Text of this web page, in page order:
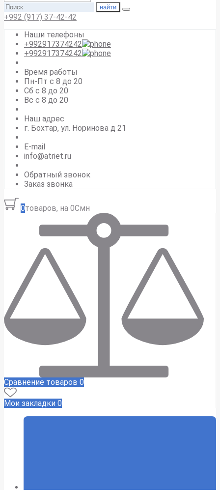
найти
+992 (917) 37-42-42
Наши телефоны
+992917374242
+992917374242
Время работы
Пн-Пт с 8 до 20
Сб с 8 до 20
Вс c 8 до 20
Наш адрес
г. Бохтар, ул. Норинова д 21
E-mail
info@atriet.ru
Обратный звонок
Заказ звонка
0товаров, на 0Смн
Сравнение товаров 0
Мои закладки 0